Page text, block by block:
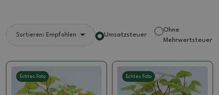
Sortieren: Empfohlen Umsatzsteuer
Ohne
Mehrwertsteuer
Echtes Foto Echtes Foto